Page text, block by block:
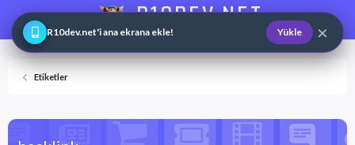
R10DEV.NET
Web ve Game Master
Etiketler
R10dev.net'i ana ekrana ekle! Yükle ×